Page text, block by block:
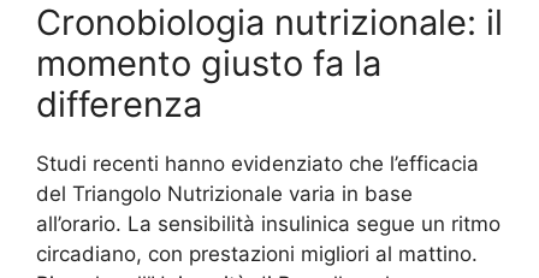
Cronobiologia nutrizionale: il
momento giusto fa la
differenza
Studi recenti hanno evidenziato che l’efficacia
del Triangolo Nutrizionale varia in base
all’orario. La sensibilità insulinica segue un ritmo
circadiano, con prestazioni migliori al mattino.